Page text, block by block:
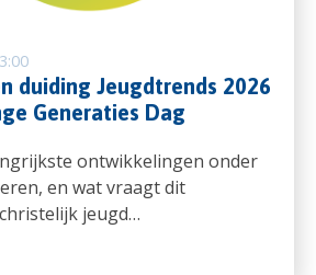
duiding Jeugdtrends 2026
Generaties Dag
ontwikkelingen onder
en wat vraagt dit
jeugd…